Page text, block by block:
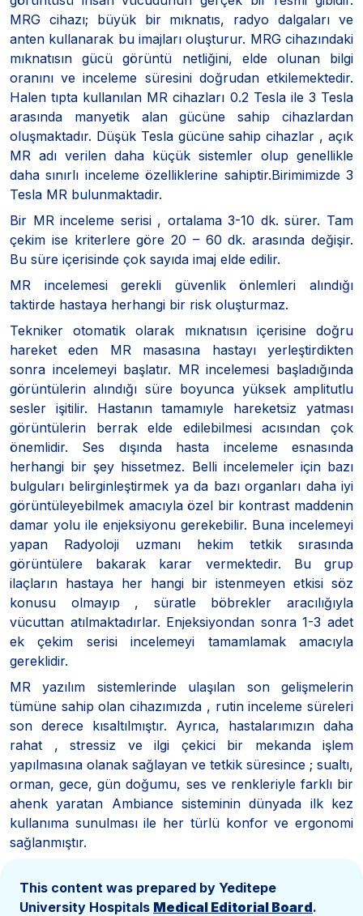
MRG cihazı; büyük bir mıknatıs, radyo dalgaları ve
anten kullanarak bu imajları oluşturur. MRG cihazındaki
mıknatısın gücü görüntü netliğini, elde olunan bilgi
oranını ve inceleme süresini doğrudan etkilemektedir.
Halen tıpta kullanılan MR cihazları 0.2 Tesla ile 3 Tesla
arasında manyetik alan gücüne sahip cihazlardan
oluşmaktadır. Düşük Tesla gücüne sahip cihazlar , açık
MR adı verilen daha küçük sistemler olup genellikle
daha sınırlı inceleme özelliklerine sahiptir.Birimimizde 3
Tesla MR bulunmaktadir.
Bir MR inceleme serisi , ortalama 3-10 dk. sürer. Tam
çekim ise kriterlere göre 20 – 60 dk. arasında değişir.
Bu süre içerisinde çok sayıda imaj elde edilir.
MR incelemesi gerekli güvenlik önlemleri alındığı
taktirde hastaya herhangi bir risk oluşturmaz.
Tekniker otomatik olarak mıknatısın içerisine doğru
hareket eden MR masasına hastayı yerleştirdikten
sonra incelemeyi başlatır. MR incelemesi başladığında
görüntülerin alındığı süre boyunca yüksek amplitutlu
sesler işitilir. Hastanın tamamıyle hareketsiz yatması
görüntülerin berrak elde edilebilmesi acısından çok
önemlidir. Ses dışında hasta inceleme esnasında
herhangi bir şey hissetmez. Belli incelemeler için bazı
bulguları belirginleştirmek ya da bazı organları daha iyi
görüntüleyebilmek amacıyla özel bir kontrast maddenin
damar yolu ile enjeksiyonu gerekebilir. Buna incelemeyi
yapan Radyoloji uzmanı hekim tetkik sırasında
görüntülere bakarak karar vermektedir. Bu grup
ilaçların hastaya her hangi bir istenmeyen etkisi söz
konusu olmayıp , süratle böbrekler aracılığıyla
vücuttan atılmaktadırlar. Enjeksiyondan sonra 1-3 adet
ek çekim serisi incelemeyi tamamlamak amacıyla
gereklidir.
MR yazılım sistemlerinde ulaşılan son gelişmelerin
tümüne sahip olan cihazımızda , rutin inceleme süreleri
son derece kısaltılmıştır. Ayrıca, hastalarımızın daha
rahat , stressiz ve ilgi çekici bir mekanda işlem
yapılmasına olanak sağlayan ve tetkik süresince ; sualtı,
orman, gece, gün doğumu, ses ve renkleriyle farklı bir
ahenk yaratan Ambiance sisteminin dünyada ilk kez
kullanıma sunulması ile her türlü konfor ve ergonomi
sağlanmıştır.
This content was prepared by Yeditepe
University Hospitals Medical Editorial Board.